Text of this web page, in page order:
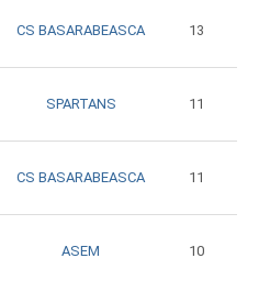
CS BASARABEASCA 13
SPARTANS 11
CS BASARABEASCA 11
ASEM 10